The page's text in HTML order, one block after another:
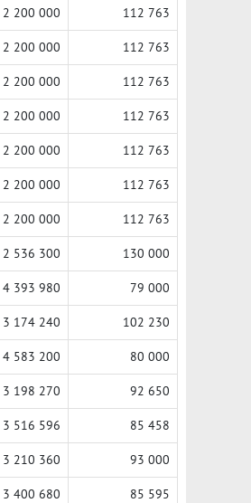
2 200 000 112 763
2 200 000 112 763
2 200 000 112 763
2 200 000 112 763
2 200 000 112 763
2 200 000 112 763
2 200 000 112 763
2 536 300 130 000
4 393 980 79 000
3 174 240 102 230
4 583 200 80 000
3 198 270 92 650
3 516 596 85 458
3 210 360 93 000
3 400 680 85 595